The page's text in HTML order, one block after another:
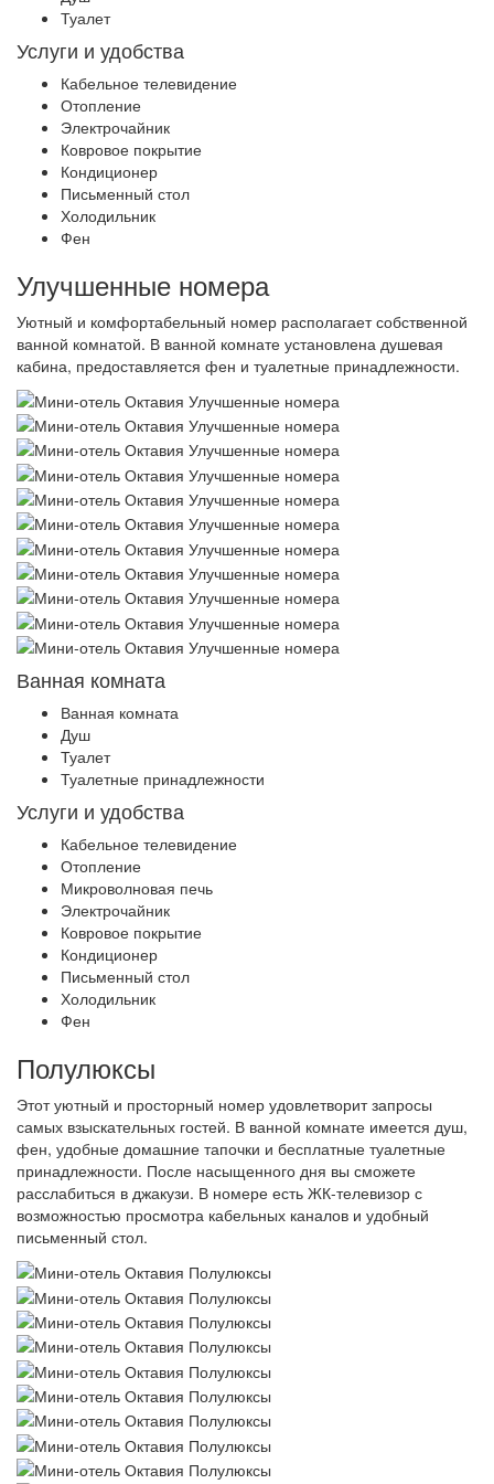
Туалет
Услуги и удобства
Кабельное телевидение
Отопление
Электрочайник
Ковровое покрытие
Кондиционер
Письменный стол
Холодильник
Фен
Улучшенные номера
Уютный и комфортабельный номер располагает собственной
ванной комнатой. В ванной комнате установлена душевая
кабина, предоставляется фен и туалетные принадлежности.
Ванная комната
Ванная комната
Душ
Туалет
Туалетные принадлежности
Услуги и удобства
Кабельное телевидение
Отопление
Микроволновая печь
Электрочайник
Ковровое покрытие
Кондиционер
Письменный стол
Холодильник
Фен
Полулюксы
Этот уютный и просторный номер удовлетворит запросы
самых взыскательных гостей. В ванной комнате имеется душ,
фен, удобные домашние тапочки и бесплатные туалетные
принадлежности. После насыщенного дня вы сможете
расслабиться в джакузи. В номере есть ЖК-телевизор с
возможностью просмотра кабельных каналов и удобный
письменный стол.